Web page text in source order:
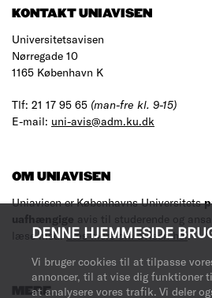
DENNE HJEMMESIDE
Vi bruger cookies til at tilpasse
annoncer, til at vise dig funktioner
at analysere vores trafik. Vi deler
KONTAKT UNIAVISEN
Universitetsavisen
Nørregade 10
1165 København K
Tlf: 21 17 95 65 (man-fre kl. 9-15)
E-mail: uni-avis@adm.ku.dk
OM UNIAVISEN
Uniavisen er Københavns Universitets
uafhængige avis til studerende og
læse med.Læs mere om avisen her.
MERE